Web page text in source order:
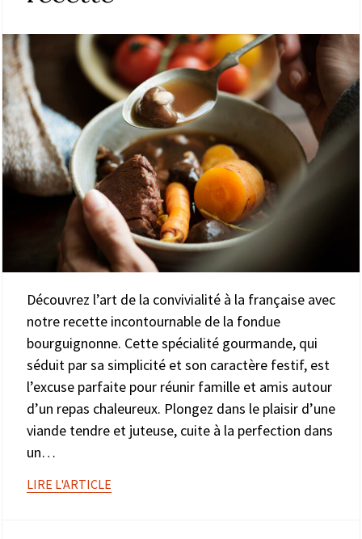
Découvrez l’art de la convivialité à la française avec
notre recette incontournable de la fondue
bourguignonne. Cette spécialité gourmande, qui
séduit par sa simplicité et son caractère festif, est
l’excuse parfaite pour réunir famille et amis autour
d’un repas chaleureux. Plongez dans le plaisir d’une
viande tendre et juteuse, cuite à la perfection dans
un…
LIRE L'ARTICLE